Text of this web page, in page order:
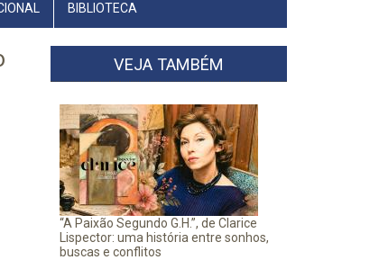
BIBLIOTECA
VEJA TAMBÉM
“A Paixão Segundo G.H.”, de Clarice
Lispector: uma história entre sonhos,
buscas e conflitos